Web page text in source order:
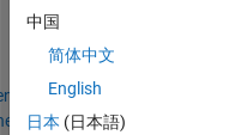
中国
简体中文
English
日本 (日本語)